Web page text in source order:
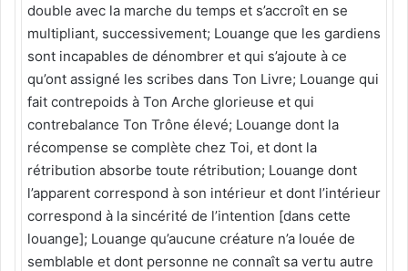
double avec la marche du temps et s’accroît en se
multipliant, successivement; Louange que les gardiens
sont incapables de dénombrer et qui s’ajoute à ce
qu’ont assigné les scribes dans Ton Livre; Louange qui
fait contrepoids à Ton Arche glorieuse et qui
contrebalance Ton Trône élevé; Louange dont la
récompense se complète chez Toi, et dont la
rétribution absorbe toute rétribution; Louange dont
l’apparent correspond à son intérieur et dont l’intérieur
correspond à la sincérité de l’intention [dans cette
louange]; Louange qu’aucune créature n’a louée de
semblable et dont personne ne connaît sa vertu autre